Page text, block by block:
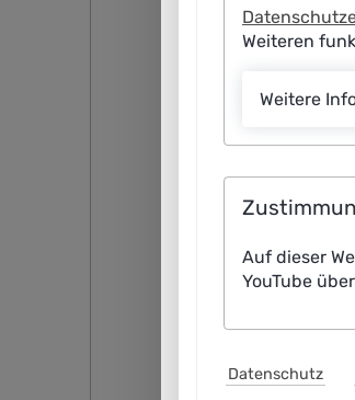
Weiteren
Weitere
Auf dieser
YouTube
Datenschutz